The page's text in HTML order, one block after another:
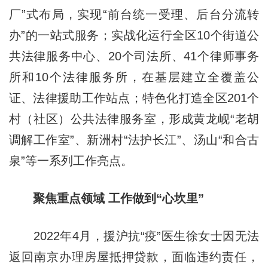
厂”式布局，实现“前台统一受理、后台分流转
办”的一站式服务；实战化运行全区10个街道公
共法律服务中心、20个司法所、41个律师事务
所和10个法律服务所，在基层建立全覆盖公
证、法律援助工作站点；特色化打造全区201个
村（社区）公共法律服务室，形成黄龙岘“老胡
调解工作室”、新洲村“法护长江”、汤山“和合古
泉”等一系列工作亮点。
聚焦重点领域 工作做到“心坎里”
2022年4月，援沪抗“疫”医生徐女士因无法
返回南京办理房屋抵押贷款，面临违约责任，